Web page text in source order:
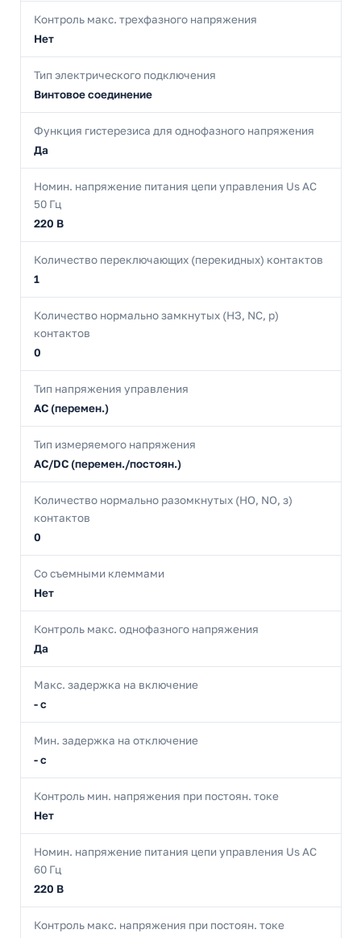
Контроль макс. трехфазного напряжения
Нет
Тип электрического подключения
Винтовое соединение
Функция гистерезиса для однофазного напряжения
Да
Номин. напряжение питания цепи управления Us AC
50 Гц
220 В
Количество переключающих (перекидных) контактов
1
Количество нормально замкнутых (НЗ, NC, р)
контактов
0
Тип напряжения управления
AC (перемен.)
Тип измеряемого напряжения
AC/DC (перемен./постоян.)
Количество нормально разомкнутых (НО, NO, з)
контактов
0
Со съемными клеммами
Нет
Контроль макс. однофазного напряжения
Да
Макс. задержка на включение
- с
Мин. задержка на отключение
- с
Контроль мин. напряжения при постоян. токе
Нет
Номин. напряжение питания цепи управления Us AC
60 Гц
220 В
Контроль макс. напряжения при постоян. токе